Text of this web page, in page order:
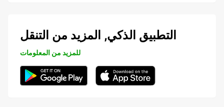
التطبيق الذكي, المزيد من التنقل
للمزيد من المعلومات